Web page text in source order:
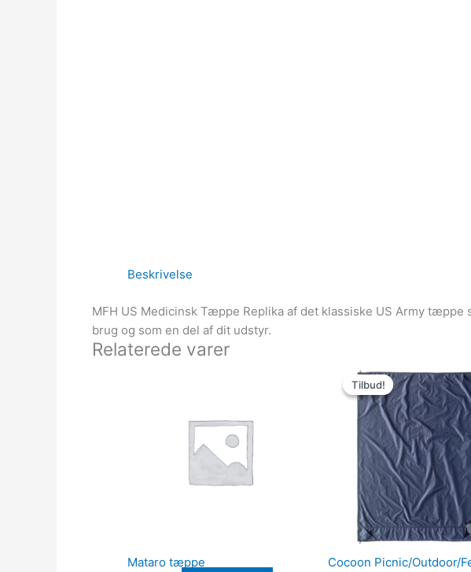
Beskrivelse
MFH US Medicinsk Tæppe Replika af det klassiske US Army
brug og som en del af dit udstyr.
Relaterede varer
Mataro tæppe
Tilbud!
Tilbud!
Cocoon Picnic/Outdoor/
oprindelige
pris
var:
279.00kr..
pris
er: